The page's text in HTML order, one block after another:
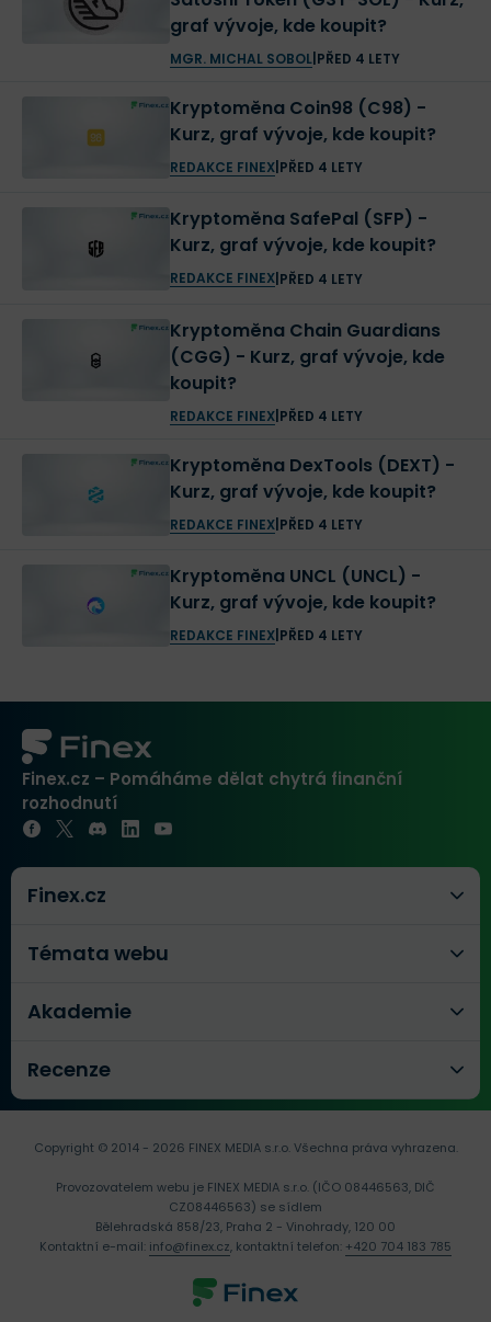
graf vývoje, kde koupit?
MGR. MICHAL SOBOL| PŘED 4 LETY
Kryptoměna Coin98 (C98) -
Kurz, graf vývoje, kde koupit?
REDAKCE FINEX| PŘED 4 LETY
Kryptoměna SafePal (SFP) -
Kurz, graf vývoje, kde koupit?
REDAKCE FINEX| PŘED 4 LETY
Kryptoměna Chain Guardians
(CGG) - Kurz, graf vývoje, kde
koupit?
REDAKCE FINEX| PŘED 4 LETY
Kryptoměna DexTools (DEXT) -
Kurz, graf vývoje, kde koupit?
REDAKCE FINEX| PŘED 4 LETY
Kryptoměna UNCL (UNCL) -
Kurz, graf vývoje, kde koupit?
REDAKCE FINEX| PŘED 4 LETY
Finex.cz – Pomáháme dělat chytrá finanční
rozhodnutí
Finex.cz
Témata webu
Akademie
Recenze
Copyright © 2014 - 2026 FINEX MEDIA s.r.o.Všechna práva vyhrazena.
Provozovatelem webu je FINEX MEDIA s.r.o. (IČO 08446563, DIČ
CZ08446563) se sídlem
Bělehradská 858/23, Praha 2 - Vinohrady, 120 00
Kontaktní e-mail: info@finex.cz, kontaktní telefon: +420 704 183 785